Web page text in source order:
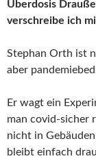
Überdosis
verschreibe ich
Stephan Orth ist
aber
Er wagt ein
man covid-sicher
nicht in
bleibt einfach